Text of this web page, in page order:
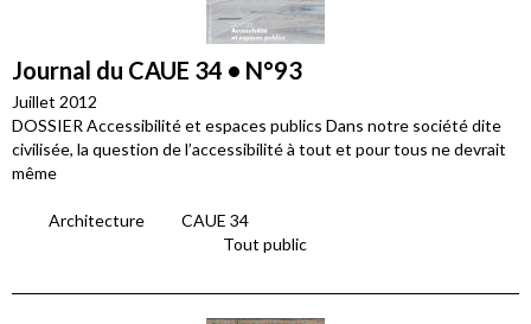
Journal du CAUE 34 • N°93
Juillet 2012
DOSSIER Accessibilité et espaces publics Dans notre société dite
civilisée, la question de l’accessibilité à tout et pour tous ne devrait
même
Architecture
CAUE 34
Tout public